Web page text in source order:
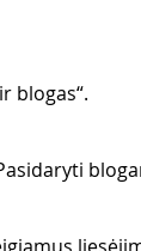
blogas“.